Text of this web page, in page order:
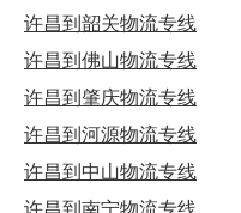
许昌到韶关物流专线
许昌到佛山物流专线
许昌到肇庆物流专线
许昌到河源物流专线
许昌到中山物流专线
许昌到南宁物流专线